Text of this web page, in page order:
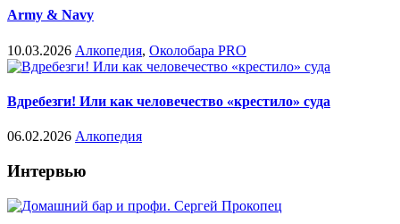
Army & Navy
10.03.2026 Алкопедия, Околобара PRO
Вдребезги! Или как человечество «крестило» суда
06.02.2026 Алкопедия
Интервью